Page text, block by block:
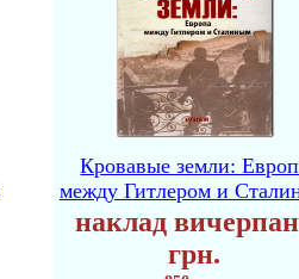
Кровавые земли:
между Гитлером и
наклад
грн.